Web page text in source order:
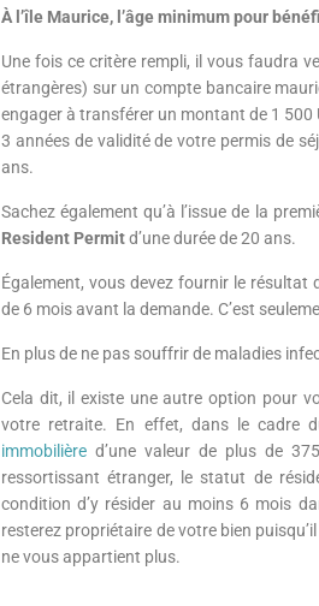
À l’île Maurice, l’âge minimum pour
Une fois ce critère rempli, il vous faudra
étrangères) sur un compte bancaire
engager à transférer un montant de 1
3 années de validité de votre permis de
ans.
Sachez également qu’à l’issue de la
Resident Permitd’une durée de 20 ans.
Également, vous devez fournir le résultat
de 6 mois avant la demande. C’est
En plus de ne pas souffrir de maladies
Cela dit, il existe une autre option pour
votre retraite. En effet, dans le cadre
immobilière d’une valeur de plus de
ressortissant étranger, le statut de
condition d’y résider au moins 6 mois
resterez propriétaire de votre bien
ne vous appartient plus.